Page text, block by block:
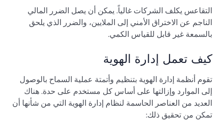
التقاعس يكلف الشركات غالياً. يمكن أن يصل الضرر المالي
الناجم عن الاختراق الأمني إلى الملايين، والضرر الذي يلحق
بالسمعة غير قابل للقياس الكمي.
كيف تعمل إدارة الهوية
تقوم أنظمة إدارة الهوية بتنظيم وأتمتة عملية السماح بالوصول
إلى الموارد وإزالتها على أساس كل مستخدم على حدة. هناك
العديد من العناصر الحاسمة لنظام إدارة الهوية التي من شأنها أن
تمكن من تحقيق ذلك: